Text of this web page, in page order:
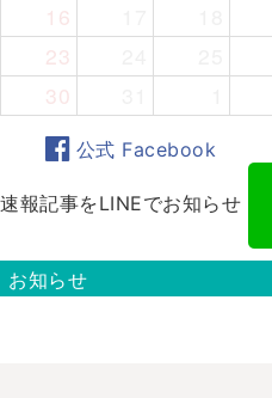
16
23
30
公式 Facebook
速報記事をLINEでお知らせ
お知らせ